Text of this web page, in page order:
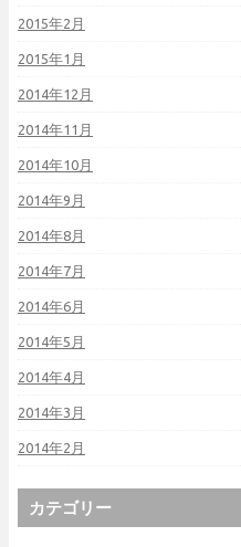
2015年2月
2015年1月
2014年12月
2014年11月
2014年10月
2014年9月
2014年8月
2014年7月
2014年6月
2014年5月
2014年4月
2014年3月
2014年2月
カテゴリー